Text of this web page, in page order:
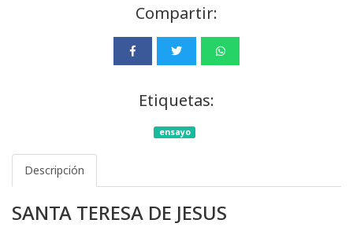
Compartir:
Etiquetas:
ensayo
Descripción
SANTA TERESA DE JESUS